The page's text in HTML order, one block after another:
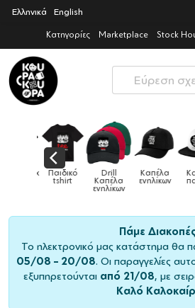
Ελληνικά English
Κατηγορίες Marketplace Stock
Drill
Καπέλα
Καπέλα
ενηλίκων
Καπέλα
παιδικά
Πάμε
Το ηλεκτρονικό μας κατάστημα θα
05/08 – 20/08. Οι παραγγελίες
εξυπηρετούνται από 21/08, με
Καλό